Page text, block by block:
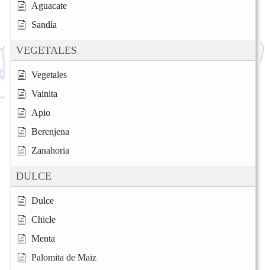
Aguacate
Sandía
VEGETALES
Vegetales
Vainita
Apio
Berenjena
Zanahoria
DULCE
Dulce
Chicle
Menta
Palomita de Maiz